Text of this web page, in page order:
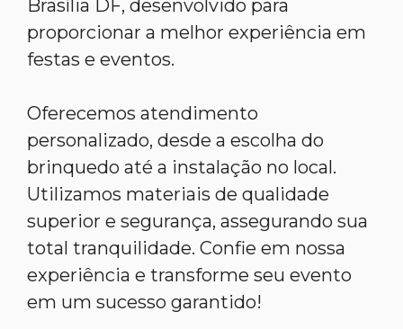
Brasília DF, desenvolvido para
proporcionar a melhor experiência em
festas e eventos.
Oferecemos atendimento
personalizado, desde a escolha do
brinquedo até a instalação no local.
Utilizamos materiais de qualidade
superior e segurança, assegurando sua
total tranquilidade. Confie em nossa
experiência e transforme seu evento
em um sucesso garantido!